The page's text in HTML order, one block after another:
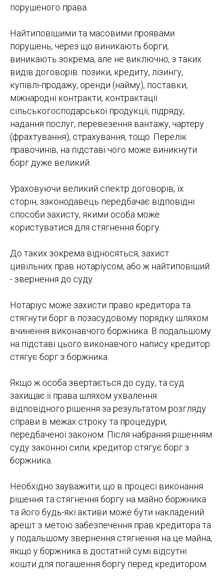
порушеного права.
Найтиповішими та масовими проявами
порушень, через що виникають борги,
виникають зокрема, але не виключно, з таких
видів договорів: позики, кредиту, лізингу,
купівлі-продажу, оренди (найму), поставки,
міжнародні контракти, контрактації
сільськогосподарської продукції, підряду,
надання послуг, перевезення вантажу, чартеру
(фрахтування), страхування, тощо. Перелік
правочинів, на підставі чого може виникнути
борг дуже великий.
Ураховуючи великий спектр договорів, їх
сторін, законодавець передбачає відповідні
способи захисту, якими особа може
користуватися для стягнення боргу.
До таких зокрема відносяться, захист
цивільних прав нотаріусом, або ж найтиповіший
- звернення до суду.
Нотаріус може захисти право кредитора та
стягнути борг в позасудовому порядку шляхом
вчинення виконавчого боржника. В подальшому
на підставі цього виконавчого напису кредитор
стягує борг з боржника.
Якщо ж особа звертається до суду, та суд
захищає її права шляхом ухвалення
відповідного рішення за результатом розгляду
справи в межах строку та процедури,
передбаченої законом. Після набрання рішенням
суду законної сили, кредитор стягує борг з
боржника.
Необхідно зауважити, що в процесі виконання
рішення та стягнення боргу на майно боржника
та його будь-які активи може бути накладений
арешт з метою забезпечення прав кредитора та
у подальшому звернення стягнення на це майна,
якщо у боржника в достатній сумі відсутні
кошти для погашення боргу перед кредитором.